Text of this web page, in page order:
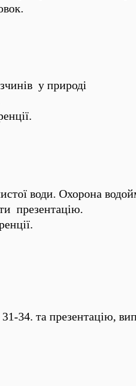
у природі
води. Охорона
презентацію.
34. та презентацію,